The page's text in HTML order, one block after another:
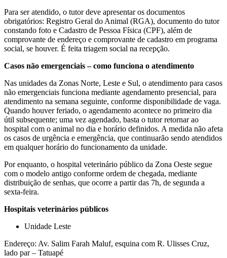
Para ser atendido, o tutor deve apresentar os documentos
obrigatórios: Registro Geral do Animal (RGA), documento do tutor
constando foto e Cadastro de Pessoa Física (CPF), além de
comprovante de endereço e comprovante de cadastro em programa
social, se houver. É feita triagem social na recepção.
Casos não emergenciais – como funciona o atendimento
Nas unidades da Zonas Norte, Leste e Sul, o atendimento para casos
não emergenciais funciona mediante agendamento presencial, para
atendimento na semana seguinte, conforme disponibilidade de vaga.
Quando houver feriado, o agendamento acontece no primeiro dia
útil subsequente; uma vez agendado, basta o tutor retornar ao
hospital com o animal no dia e horário definidos. A medida não afeta
os casos de urgência e emergência, que continuarão sendo atendidos
em qualquer horário do funcionamento da unidade.
Por enquanto, o hospital veterinário público da Zona Oeste segue
com o modelo antigo conforme ordem de chegada, mediante
distribuição de senhas, que ocorre a partir das 7h, de segunda a
sexta-feira.
Hospitais veterinários públicos
Unidade Leste
Endereço: Av. Salim Farah Maluf, esquina com R. Ulisses Cruz,
lado par – Tatuapé